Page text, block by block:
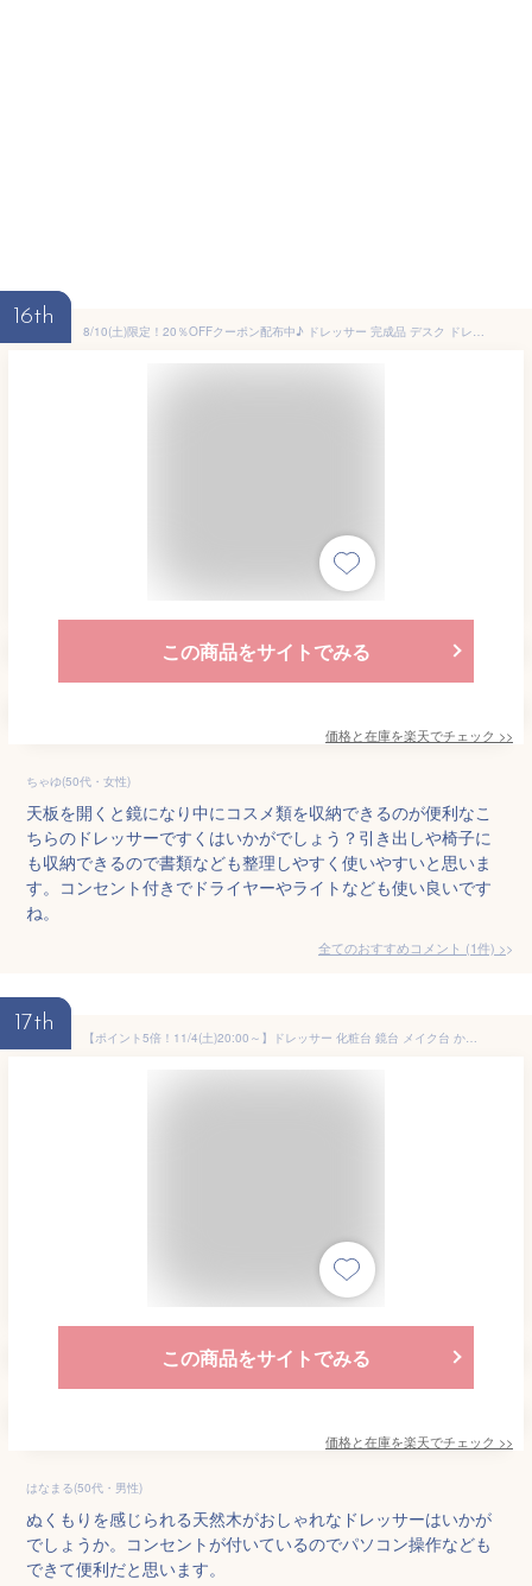
16th
8/10(土)限定！20％OFFクーポン配布中♪ ドレッサー 完成品 デスク ドレッサーデスク 兼用 かわいい コンセント付き ミラー テーブル 鏡台 収納 白 おしゃれ 北欧 幅80cm 可愛い 椅子付き アンティーク 韓国 当店限定 ＜Anri/ANK70-80D＞
この商品をサイトでみる
価格と在庫を楽天でチェック >>
ちゃゆ(50代・女性)
天板を開くと鏡になり中にコスメ類を収納できるのが便利なこ
ちらのドレッサーですくはいかがでしょう？引き出しや椅子に
も収納できるので書類なども整理しやすく使いやすいと思いま
す。コンセント付きでドライヤーやライトなども使い良いです
ね。
全てのおすすめコメント (1件) >
17th
【ポイント5倍！11/4(土)20:00～】ドレッサー 化粧台 鏡台 メイク台 かわいい 寝室 無垢材 天然木 木製 おしゃれ ミニデスク アルダー無垢 収納 コンパクト スツール付き デスク 2way 完成品 スツール付き コンセント付き エリス 53 ナチュラル ERIS
この商品をサイトでみる
価格と在庫を楽天でチェック >>
はなまる(50代・男性)
ぬくもりを感じられる天然木がおしゃれなドレッサーはいかが
でしょうか。コンセントが付いているのでパソコン操作なども
できて便利だと思います。